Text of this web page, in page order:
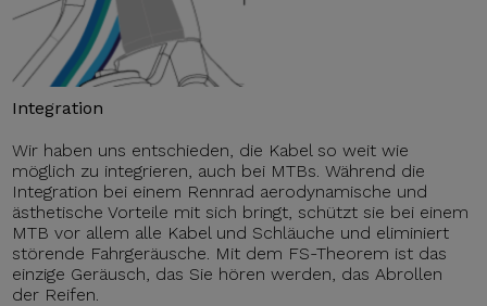
Integration
Wir haben uns entschieden, die Kabel so weit wie
möglich zu integrieren, auch bei MTBs. Während die
Integration bei einem Rennrad aerodynamische und
ästhetische Vorteile mit sich bringt, schützt sie bei einem
MTB vor allem alle Kabel und Schläuche und eliminiert
störende Fahrgeräusche. Mit dem FS-Theorem ist das
einzige Geräusch, das Sie hören werden, das Abrollen
der Reifen.